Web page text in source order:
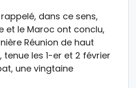
dans ce sens,
et le Maroc ont conclu,
Réunion de haut
tenue les 1-er et 2 février
une vingtaine